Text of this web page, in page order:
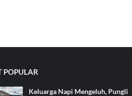
POPULAR
Keluarga Napi Mengeluh, Pungli